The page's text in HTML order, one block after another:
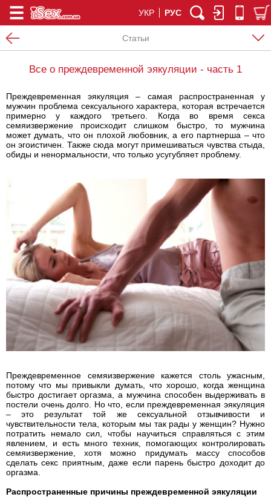
УКР РУС
Статьи
Все о преждевременной эякуляции - часть 1
Преждевременная эякуляция – самая распространенная у
мужчин проблема сексуального характера, которая встречается
примерно у каждого третьего. Когда во время секса
семяизвержение происходит слишком быстро, то мужчина
может думать, что он плохой любовник, а его партнерша – что
он эгоистичен. Также сюда могут примешиваться чувства стыда,
обиды и ненормальности, что только усугубляет проблему.
Преждевременное семяизвержение кажется столь ужасным,
потому что мы привыкли думать, что хорошо, когда женщина
быстро достигает оргазма, а мужчина способен выдерживать в
постели очень долго. Но что, если преждевременная эякуляция
– это результат той же сексуальной отзывчивости и
чувствительности тела, которым мы так рады у женщин? Нужно
потратить немало сил, чтобы научиться справляться с этим
явлением, и есть много техник, помогающих контролировать
семяизвержение, хотя можно придумать массу способов
сделать секс приятным, даже если парень быстро доходит до
оргазма.
Распространенные причины преждевременной эякуляции